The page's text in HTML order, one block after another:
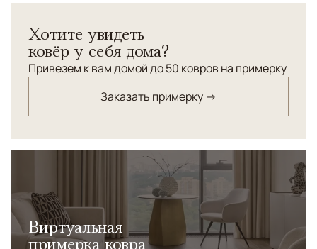
Хотите увидеть
ковёр у себя дома?
Привезем к вам домой до 50 ковров на примерку
Заказать примерку →
Виртуальная
примерка ковра